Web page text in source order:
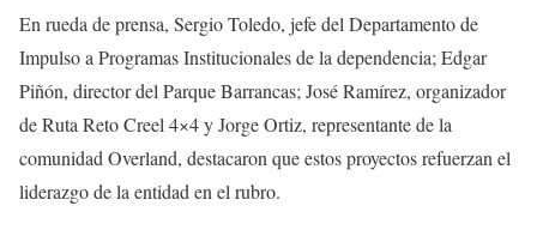
En rueda de prensa, Sergio Toledo, jefe del Departamento de
Impulso a Programas Institucionales de la dependencia; Edgar
Piñón, director del Parque Barrancas; José Ramírez, organizador
de Ruta Reto Creel 4×4 y Jorge Ortiz, representante de la
comunidad Overland, destacaron que estos proyectos refuerzan el
liderazgo de la entidad en el rubro.